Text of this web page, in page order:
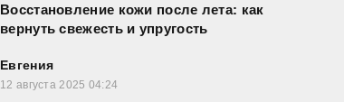
Восстановление кожи после лета: как
вернуть свежесть и упругость
Евгения
12 августа 2025 04:24